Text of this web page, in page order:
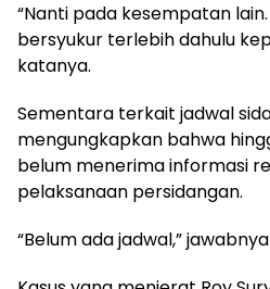
“Nanti pada kesempatan
bersyukur terlebih dahulu
katanya.
Sementara terkait jadwal
mengungkapkan bahwa
belum menerima informasi
pelaksanaan persidangan.
“Belum ada jadwal,”